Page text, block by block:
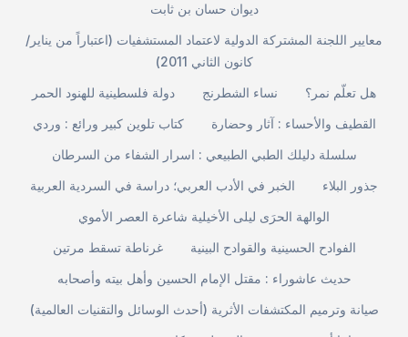
ديوان حسان بن ثابت
معايير اللجنة المشتركة الدولية لاعتماد المستشفيات (اعتباراً من يناير/
كانون الثاني 2011)
دولة فلسطينية للهنود الحمر
نساء الشطرنج
هل تعلّم نمر؟
كتاب تلوين كبير ورائع : وردي
القطيف والأحساء : آثار وحضارة
سلسلة دليلك الطبي الطبيعي : اسرار الشفاء من السرطان
الخبر في الأدب العربي؛ دراسة في السردية العربية
جذور البلاء
الوالهة الحرَى ليلى الأخيلية شاعرة العصر الأموي
غرناطة تسقط مرتين
الفوادح الحسينية والقوادح البينية
حديث عاشوراء : مقتل الإمام الحسين وأهل بيته وأصحابه
صيانة وترميم المكتشفات الأثرية (أحدث الوسائل والتقنيات العالمية)